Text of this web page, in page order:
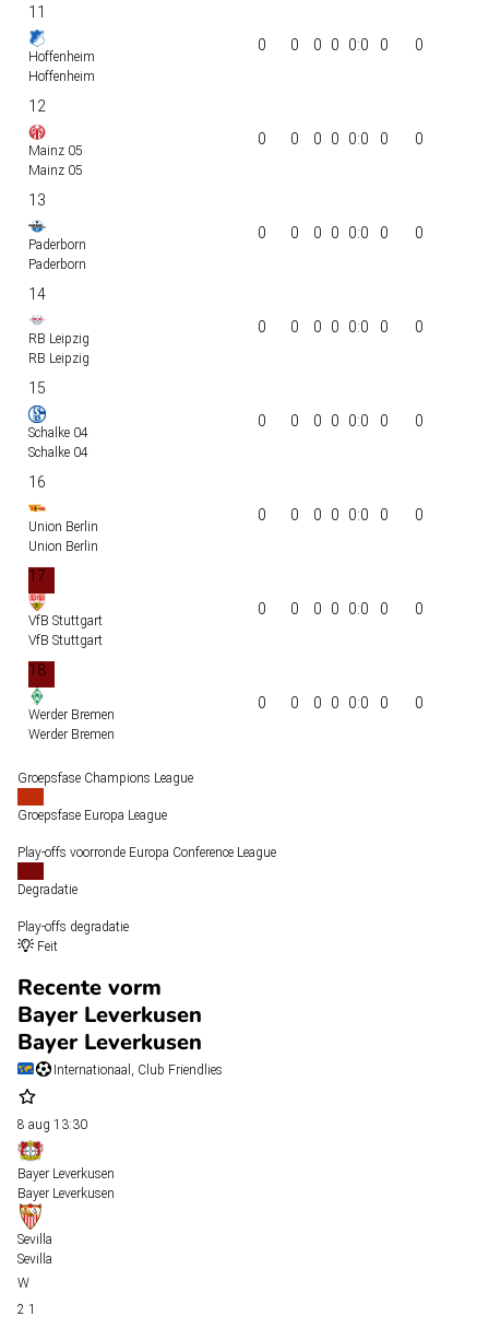
11
Hoffenheim
Hoffenheim
0 0 0 0 0:0 0 0
12
Mainz 05
Mainz 05
0 0 0 0 0:0 0 0
13
Paderborn
Paderborn
0 0 0 0 0:0 0 0
14
RB Leipzig
RB Leipzig
0 0 0 0 0:0 0 0
15
Schalke 04
Schalke 04
0 0 0 0 0:0 0 0
16
Union Berlin
Union Berlin
0 0 0 0 0:0 0 0
17
VfB Stuttgart
VfB Stuttgart
0 0 0 0 0:0 0 0
18
Werder Bremen
Werder Bremen
0 0 0 0 0:0 0 0
Groepsfase Champions League
Groepsfase Europa League
Play-offs voorronde Europa Conference League
Degradatie
Play-offs degradatie
Feit
Recente vorm
Bayer Leverkusen
Bayer Leverkusen
Internationaal, Club Friendlies
8 aug 13:30
Bayer Leverkusen
Bayer Leverkusen
Sevilla
Sevilla
2 1